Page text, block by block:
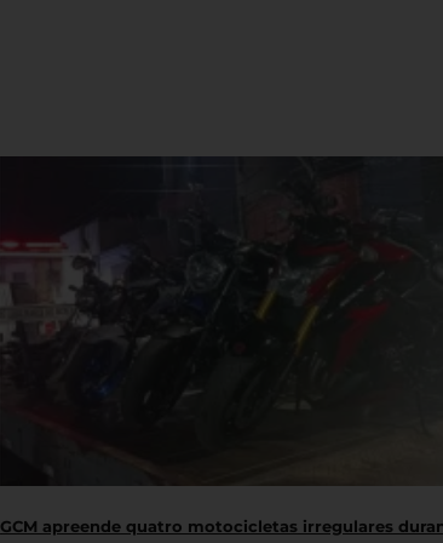
GCM apreende quatro motocicletas irregulares